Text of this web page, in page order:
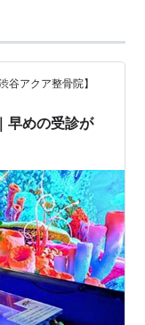
谷アクア整骨院】
早めの受診が